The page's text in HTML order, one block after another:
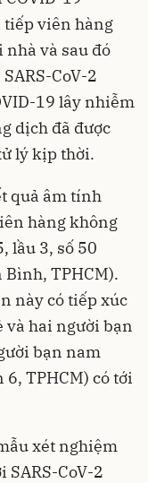
tiếp viên hàng
và sau đó
CoV-2
19 lây nhiễm
dịch đã được
lý kịp thời.
quả âm tính
hàng không
lầu 3, số 50
TPHCM).
này có tiếp xúc
và hai người bạn
bạn nam
TPHCM) có tới
xét nghiệm
CoV-2